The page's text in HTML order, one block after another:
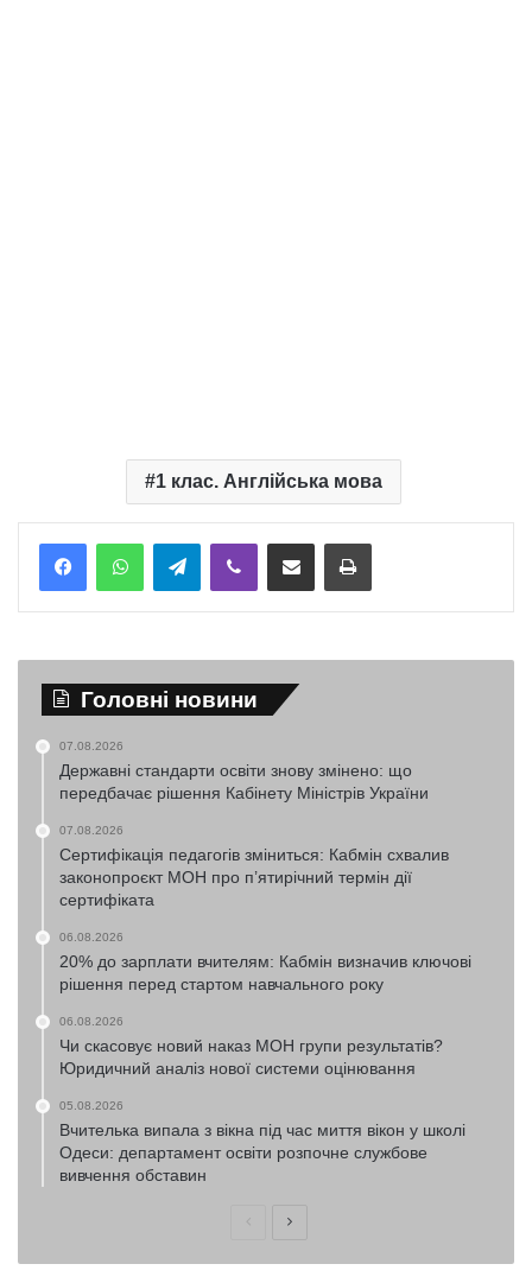
1 клас. Англійська мова
TelegramViber Надіслати електронною поштоюНадрукувати
Головні новини
07.08.2026
Державні стандарти освіти знову змінено: що
передбачає рішення Кабінету Міністрів України
07.08.2026
Сертифікація педагогів зміниться: Кабмін схвалив
законопроєкт МОН про п’ятирічний термін дії
сертифіката
06.08.2026
20% до зарплати вчителям: Кабмін визначив ключові
рішення перед стартом навчального року
06.08.2026
Чи скасовує новий наказ МОН групи результатів?
Юридичний аналіз нової системи оцінювання
05.08.2026
Вчителька випала з вікна під час миття вікон у школі
Одеси: департамент освіти розпочне службове
вивчення обставин
ПопередняНаступна